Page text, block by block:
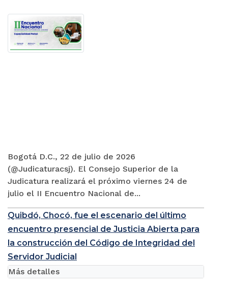
Bogotá D.C., 22 de julio de 2026
(@Judicaturacsj). El Consejo Superior de la
Judicatura realizará el próximo viernes 24 de
julio el II Encuentro Nacional de...
Quibdó, Chocó, fue el escenario del último
encuentro presencial de Justicia Abierta para
la construcción del Código de Integridad del
Servidor Judicial
Más detalles